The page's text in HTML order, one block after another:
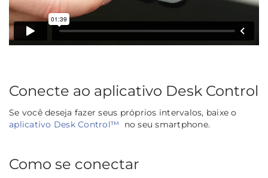
Conecte ao aplicativo Desk Control
Se você deseja fazer seus próprios intervalos, baixe o
aplicativo Desk Control™ no seu smartphone.
Como se conectar